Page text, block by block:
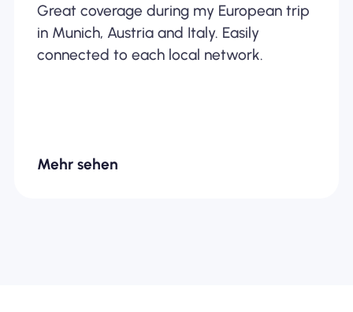
Great coverage during my European trip
in Munich, Austria and Italy. Easily
connected to each local network.
Mehr sehen